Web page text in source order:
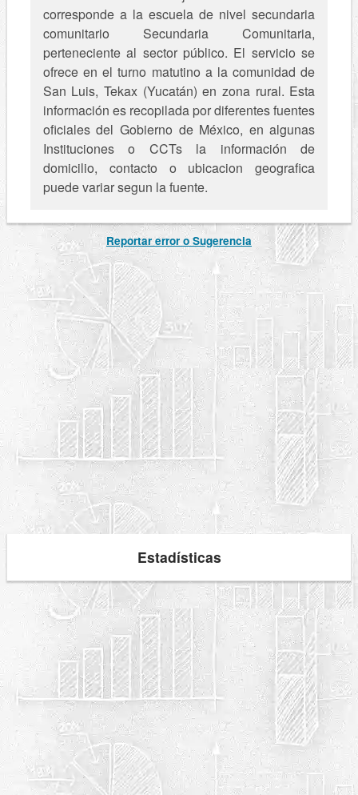
corresponde a la escuela de nivel secundaria
comunitario Secundaria Comunitaria,
perteneciente al sector público. El servicio se
ofrece en el turno matutino a la comunidad de
San Luis, Tekax (Yucatán) en zona rural. Esta
información es recopilada por diferentes fuentes
oficiales del Gobierno de México, en algunas
Instituciones o CCTs la información de
domicilio, contacto o ubicacion geografica
puede variar segun la fuente.
Reportar error o Sugerencia
Estadísticas